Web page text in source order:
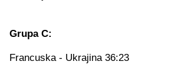
Grupa C:
Francuska - Ukrajina 36:23